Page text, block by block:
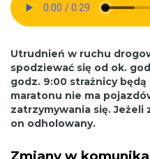
Utrudnień w ruchu
spodziewać się od ok.
godz. 9:00 strażnicy
maratonu nie ma
zatrzymywania się.
on odholowany.